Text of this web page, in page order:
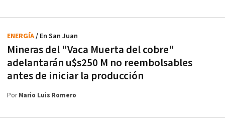
Mineras del "Vaca Muerta del cobre"
adelantarán u$s250 M no reembolsables
antes de iniciar la producción
ENERGÍA/ En San Juan
PorMario Luis Romero